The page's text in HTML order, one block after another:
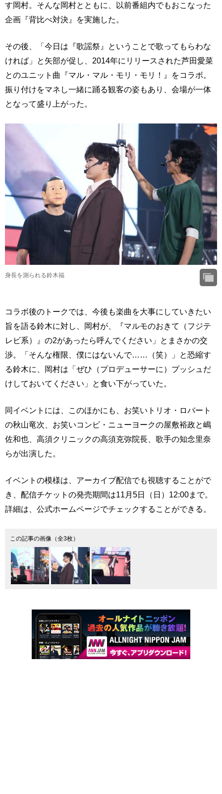
す岡村。そんな岡村とともに、以前番組内でもおこなった
企画『背比べ対決』を実施した。
その後、「今日は『歌謡祭』ということで歌ってもらわな
ければ」と矢部が促し、2014年にリリースされた芦田愛菜
とのユニット曲『マル・マル・モリ・モリ！』をコラボ。
振り付けをマネし一緒に踊る観客の姿もあり、会場が一体
となって盛り上がった。
身長を測られる鈴木福
コラボ後のトークでは、今後も楽曲を大事にしていきたい
旨を語る鈴木に対し、岡村が、『マルモのおきて（フジテ
レビ系）』の2があったら呼んでください」とまさかの交
渉。「そんな権限、僕にはないんで……（笑）」と恐縮す
る鈴木に、岡村は「ぜひ（プロデューサーに）プッシュだ
けしておいてください」と食い下がっていた。
同イベントには、このほかにも、お笑いトリオ・ロバート
の秋山竜次、お笑いコンビ・ニューヨークの屋敷裕政と嶋
佐和也、高須クリニックの高須克弥院長、歌手の知念里奈
らが出演した。
イベントの模様は、アーカイブ配信でも視聴することがで
き、配信チケットの発売期間は11月5日（日）12:00まで。
詳細は、公式ホームページでチェックすることができる。
この記事の画像（全3枚）